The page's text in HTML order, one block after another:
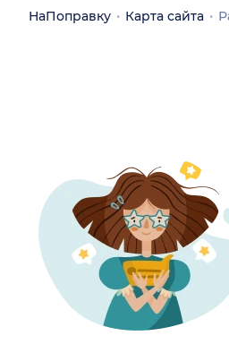
НаПоправку Карта сайта